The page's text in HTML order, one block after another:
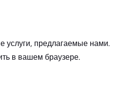
услуги, предлагаемые нами.
в вашем браузере.